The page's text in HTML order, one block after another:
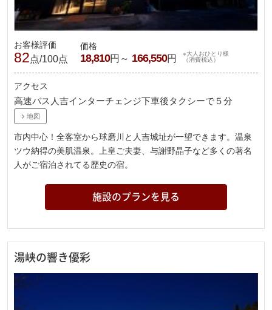
お客様評価
82点/100点
価格
18,810円～ 166,550円
※大人おひとり様
（消費税込）
アクセス
高速バス人吉インターチェンジ下車後タクシーで５分
地図
市内中心！全客室から球磨川と人吉城址が一望できます。温泉
ツウ納得の美肌温泉。上皇ご夫妻、与謝野晶子など多くの著名
人がご宿泊されてる歴史の宿。
施設のプランを見る
湯峡の響き優彩